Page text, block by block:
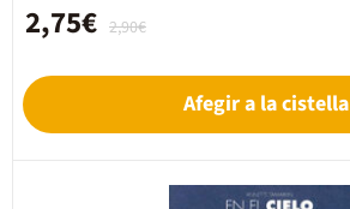
2,90€
2,75€
Afegir a la cistella